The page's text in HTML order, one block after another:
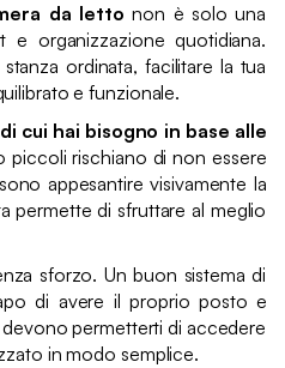
da letto non è solo una
organizzazione quotidiana.
ordinata, facilitare la tua
e funzionale.
cui hai bisogno in base alle
piccoli rischiano di non essere
appesantire visivamente la
permette di sfruttare al meglio
sforzo. Un buon sistema di
di avere il proprio posto e
permetterti di accedere
in modo semplice.